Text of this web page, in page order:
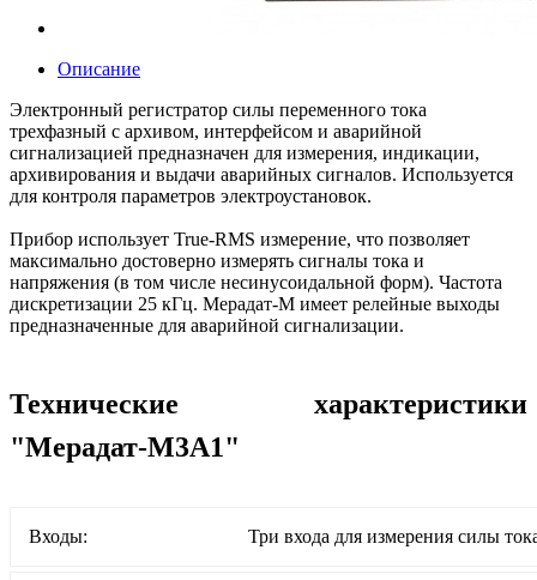
Описание
Электронный регистратор силы переменного тока
трехфазный с архивом, интерфейсом и аварийной
сигнализацией предназначен для измерения, индикации,
архивирования и выдачи аварийных сигналов. Используется
для контроля параметров электроустановок.
Прибор использует True-RMS измерение, что позволяет
максимально достоверно измерять сигналы тока и
напряжения (в том числе несинусоидальной форм). Частота
дискретизации 25 кГц. Мерадат-М имеет релейные выходы
предназначенные для аварийной сигнализации.
Технические характеристики
"Мерадат-М3А1"
Входы: Три входа для измерения силы